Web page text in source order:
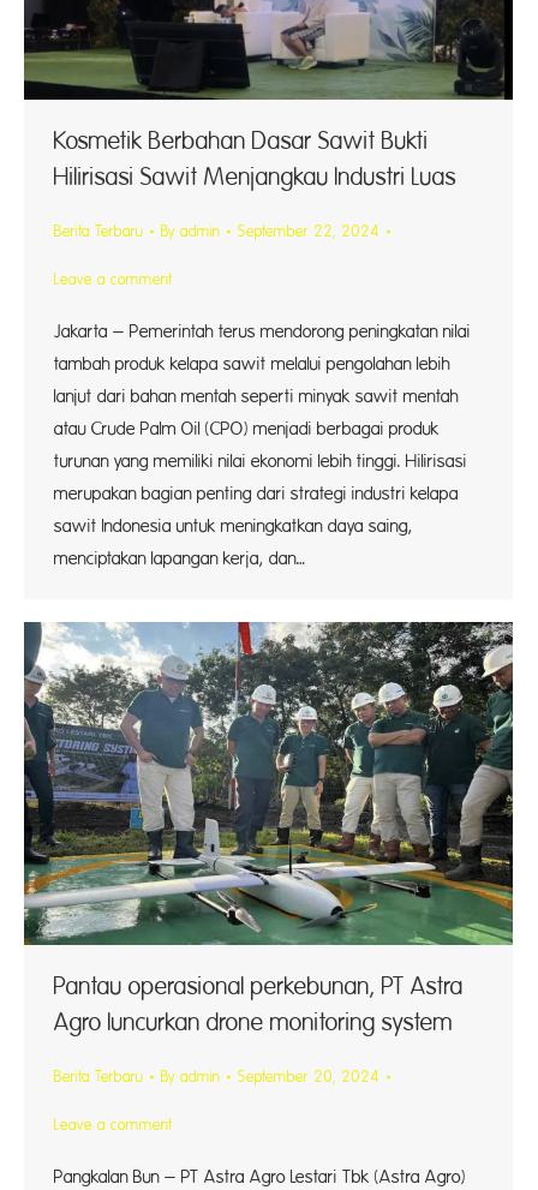
Kosmetik Berbahan Dasar Sawit Bukti
Hilirisasi Sawit Menjangkau Industri Luas
Berita Terbaru By admin September 22, 2024
Leave a comment
Jakarta – Pemerintah terus mendorong peningkatan nilai
tambah produk kelapa sawit melalui pengolahan lebih
lanjut dari bahan mentah seperti minyak sawit mentah
atau Crude Palm Oil (CPO) menjadi berbagai produk
turunan yang memiliki nilai ekonomi lebih tinggi. Hilirisasi
merupakan bagian penting dari strategi industri kelapa
sawit Indonesia untuk meningkatkan daya saing,
menciptakan lapangan kerja, dan…
Pantau operasional perkebunan, PT Astra
Agro luncurkan drone monitoring system
Berita Terbaru By admin September 20, 2024
Leave a comment
Pangkalan Bun – PT Astra Agro Lestari Tbk (Astra Agro)